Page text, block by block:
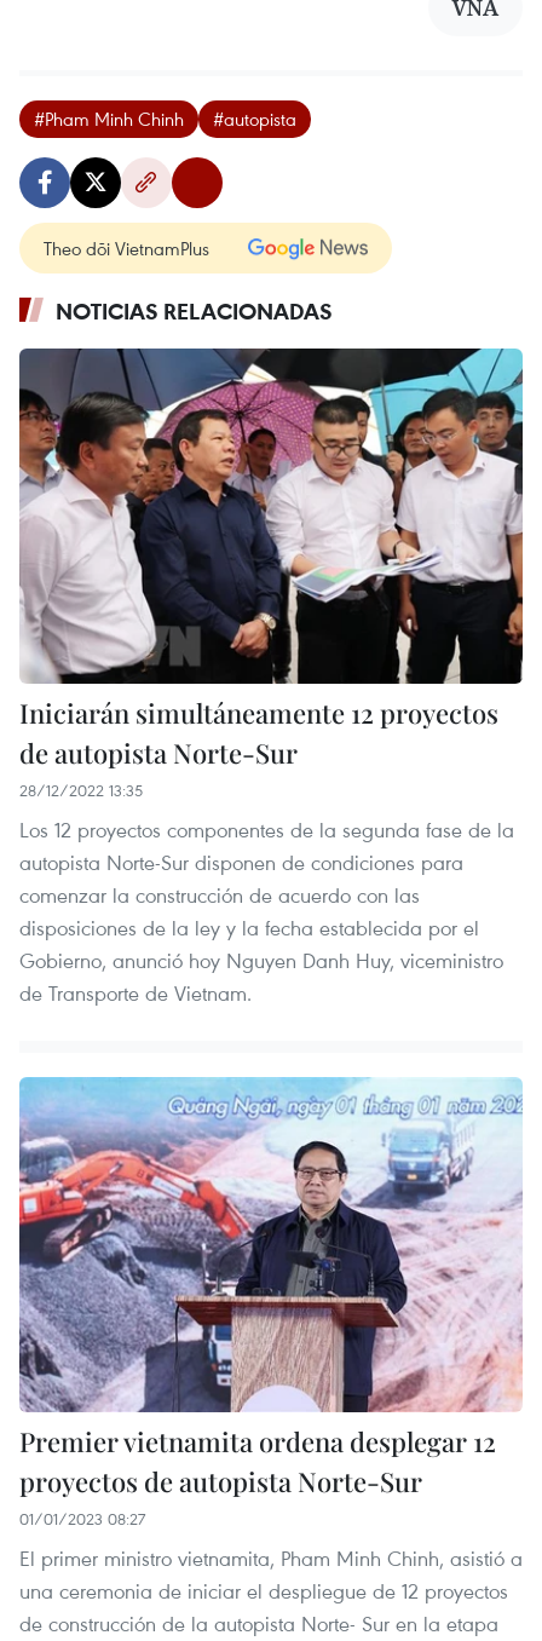
VNA
#Pham Minh Chinh #autopista
Theo dõi VietnamPlus
NOTICIAS RELACIONADAS
Iniciarán simultáneamente 12 proyectos
de autopista Norte-Sur
28/12/2022 13:35
Los 12 proyectos componentes de la segunda fase de la
autopista Norte-Sur disponen de condiciones para
comenzar la construcción de acuerdo con las
disposiciones de la ley y la fecha establecida por el
Gobierno, anunció hoy Nguyen Danh Huy, viceministro
de Transporte de Vietnam.
Premier vietnamita ordena desplegar 12
proyectos de autopista Norte-Sur
01/01/2023 08:27
El primer ministro vietnamita, Pham Minh Chinh, asistió a
una ceremonia de iniciar el despliegue de 12 proyectos
de construcción de la autopista Norte- Sur en la etapa